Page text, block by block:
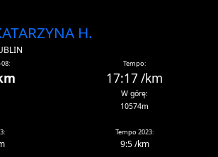
H.
Tempo:
17:17 /km
W górę:
10574m
Tempo 2023:
9:5 /km